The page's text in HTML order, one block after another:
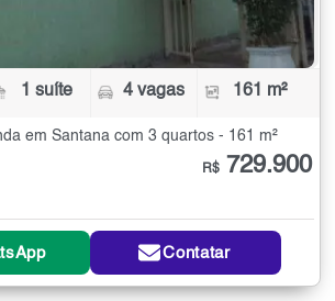
1 suíte 4 vagas 161 m²
em Santana com 3 quartos - 161 m²
R$ 729.900
Contatar